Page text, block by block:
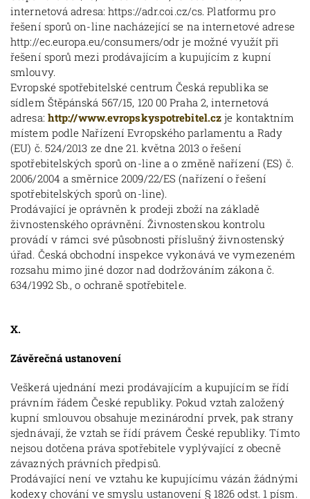
internetová adresa: https://adr.coi.cz/cs. Platformu pro
řešení sporů on-line nacházející se na internetové adrese
http://ec.europa.eu/consumers/odr je možné využít při
řešení sporů mezi prodávajícím a kupujícím z kupní
smlouvy.
Evropské spotřebitelské centrum Česká republika se
sídlem Štěpánská 567/15, 120 00 Praha 2, internetová
adresa: http://www.evropskyspotrebitel.cz je kontaktním
místem podle Nařízení Evropského parlamentu a Rady
(EU) č. 524/2013 ze dne 21. května 2013 o řešení
spotřebitelských sporů on-line a o změně nařízení (ES) č.
2006/2004 a směrnice 2009/22/ES (nařízení o řešení
spotřebitelských sporů on-line).
Prodávající je oprávněn k prodeji zboží na základě
živnostenského oprávnění. Živnostenskou kontrolu
provádí v rámci své působnosti příslušný živnostenský
úřad. Česká obchodní inspekce vykonává ve vymezeném
rozsahu mimo jiné dozor nad dodržováním zákona č.
634/1992 Sb., o ochraně spotřebitele.
X.
Závěrečná ustanovení
Veškerá ujednání mezi prodávajícím a kupujícím se řídí
právním řádem České republiky. Pokud vztah založený
kupní smlouvou obsahuje mezinárodní prvek, pak strany
sjednávají, že vztah se řídí právem České republiky. Tímto
nejsou dotčena práva spotřebitele vyplývající z obecně
závazných právních předpisů.
Prodávající není ve vztahu ke kupujícímu vázán žádnými
kodexy chování ve smyslu ustanovení § 1826 odst. 1 písm.